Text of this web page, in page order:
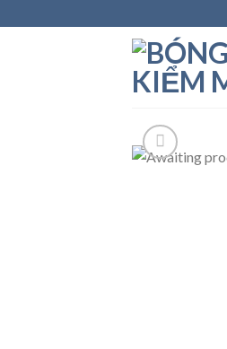
to